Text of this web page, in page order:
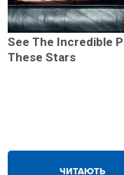
ЧИТАЮТЬ
See The Incredible
These Stars